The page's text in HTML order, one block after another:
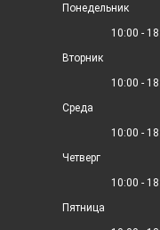
Понедельник
10:00 -
Вторник
10:00 -
Среда
10:00 -
Четверг
10:00 -
Пятница